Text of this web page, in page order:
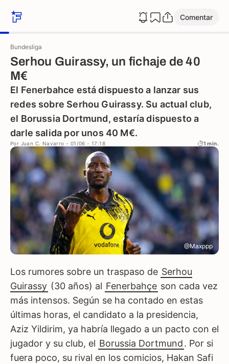
Comentar
Bundesliga
Serhou Guirassy, un fichaje de 40
M€
El Fenerbahce está dispuesto a lanzar sus
redes sobre Serhou Guirassy. Su actual club,
el Borussia Dortmund, estaría dispuesto a
darle salida por unos 40 M€.
Por Juan C. Navarro - 01/06 - 17:18 1 min.
@Maxppp
Los rumores sobre un traspaso de Serhou
Guirassy (30 años) al Fenerbahçe son cada vez
más intensos. Según se ha contado en estas
últimas horas, el candidato a la presidencia,
Aziz Yildirim, ya habría llegado a un pacto con el
jugador y su club, el Borussia Dortmund. Por si
fuera poco, su rival en los comicios, Hakan Safi